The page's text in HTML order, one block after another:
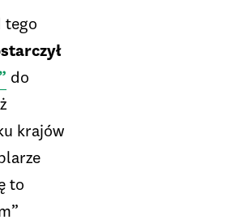
tego
do
krajów
to